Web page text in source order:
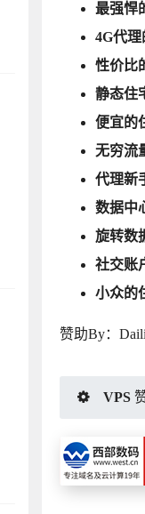
最强悍
4G代理
性价比
静态住
便宜的
无穷流
代理新
数据中
旋转数
社交账
小众的
赞助By：
VPS